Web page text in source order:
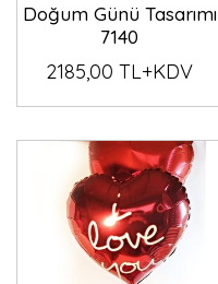
Doğum Günü Tasarımı
7140
2185,00 TL+KDV